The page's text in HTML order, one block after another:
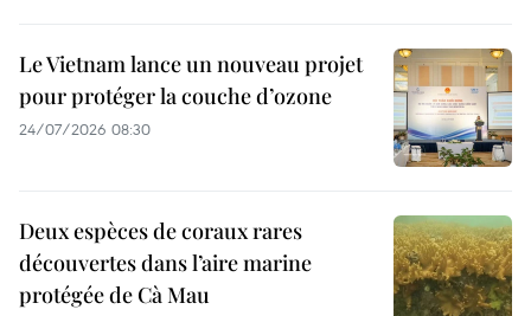
Le Vietnam lance un nouveau projet
pour protéger la couche d’ozone
24/07/2026 08:30
Deux espèces de coraux rares
découvertes dans l’aire marine
protégée de Cà Mau